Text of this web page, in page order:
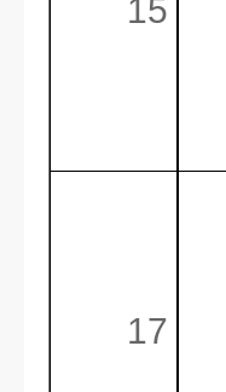
15
17